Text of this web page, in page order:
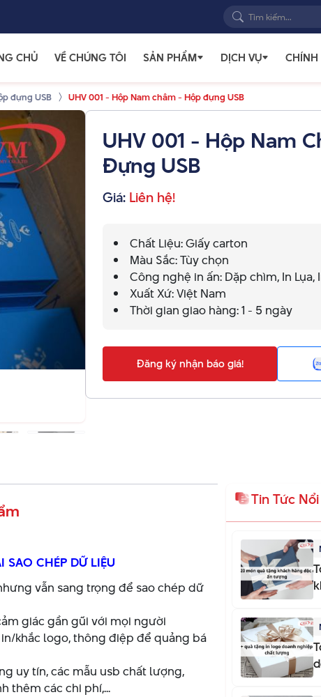
CHỦ VỀ CHÚNG TÔI SẢN PHẨM DỊCH VỤ CHÍNH
đựng USB UHV 001 - Hộp Nam châm - Hộp đựng USB
UHV 001 - Hộp Nam
Đựng USB
Giá: Liên hệ!
Chất Liệu: Giấy carton
Màu Sắc: Tùy chọn
Công nghệ in ấn: Dặp chìm, In Lụa,
Xuất Xứ: Việt Nam
Thời gian giao hàng: 1 - 5 ngày
Đăng ký nhận báo giá!
CHÉP DỮ LIỆU
vẫn sang trọng để sao chép dữ
giác gần gũi với mọi người
khắc logo, thông điệp để quảng bá
uy tín, các mẫu usb chất lượng,
thêm các chi phí,...
Tin Tức